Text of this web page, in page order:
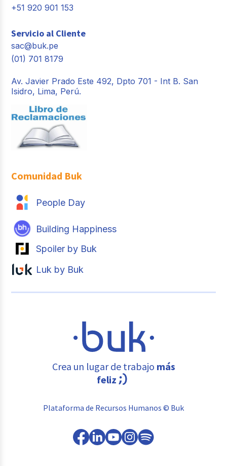
+51 920 901 153
Servicio al Cliente
sac@buk.pe
(01) 701 8179
Av. Javier Prado Este 492, Dpto 701 - Int B. San
Isidro, Lima, Perú.
Comunidad Buk
People Day
Building Happiness
Spoiler by Buk
Luk by Buk
Crea un lugar de trabajo más
feliz
Plataforma de Recursos Humanos © Buk